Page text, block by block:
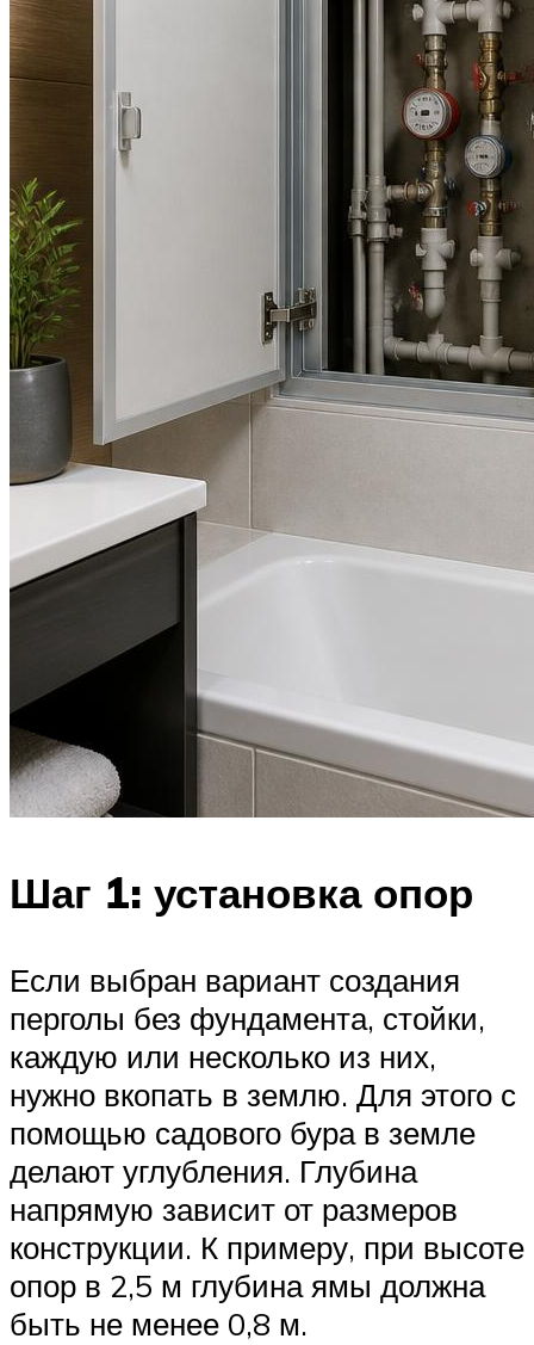
Шаг 1: установка опор
Если выбран вариант создания
перголы без фундамента, стойки,
каждую или несколько из них,
нужно вкопать в землю. Для этого с
помощью садового бура в земле
делают углубления. Глубина
напрямую зависит от размеров
конструкции. К примеру, при высоте
опор в 2,5 м глубина ямы должна
быть не менее 0,8 м.